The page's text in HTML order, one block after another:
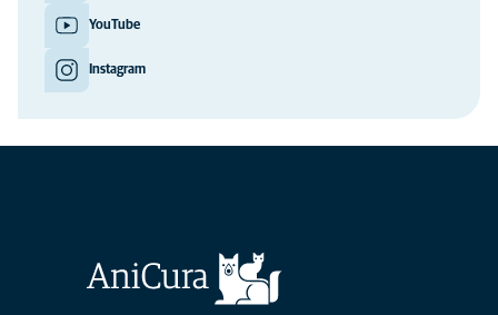
YouTube
Instagram